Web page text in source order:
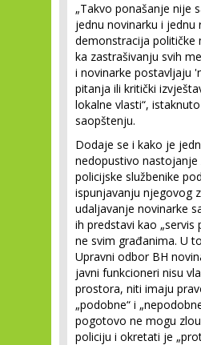
„Takvo ponašanje nije
jednu novinarku i jednu
demonstracija političke
ka zastrašivanju svih
i novinarke postavljaju
pitanja ili kritički
lokalne vlasti“,
saopštenju.
Dodaje se i kako je
nedopustivo nastojanje
policijske službenike
ispunjavanju njegovog
udaljavanje novinarke
ih predstavi kao „servis
ne svim građanima. U
Upravni odbor BH
javni funkcioneri nisu
prostora, niti imaju
„podobne“ i
pogotovo ne mogu
policiju i okretati je